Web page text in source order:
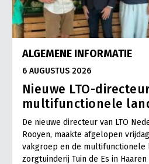
ALGEMENE INFORMATIE
6 AUGUSTUS 2026
Nieuwe LTO-
multifunctionele
De nieuwe directeur van LTO
Rooyen, maakte afgelopen
vakgroep en de multifunctionele
zorgtuinderij Tuin de Es in Haaren